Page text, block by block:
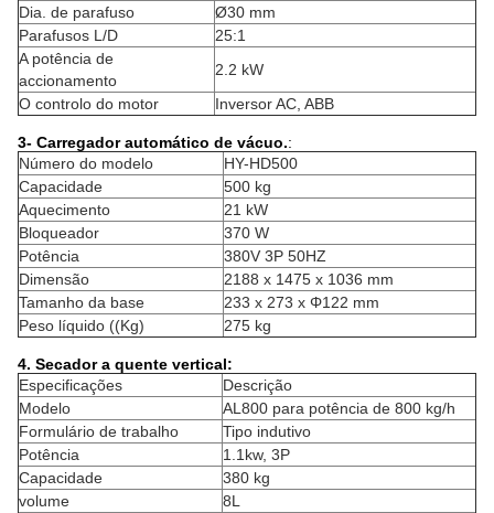
Dia. de parafuso
Ø30 mm
Parafusos L/D
25:1
A potência de
accionamento
2.2 kW
O controlo do motor
Inversor AC, ABB
3- Carregador automático de vácuo.:
Número do modelo
HY-HD500
Capacidade
500 kg
Aquecimento
21 kW
Bloqueador
370 W
Potência
380V 3P 50HZ
Dimensão
2188 x 1475 x 1036 mm
Tamanho da base
233 x 273 x Φ122 mm
Peso líquido ((Kg)
275 kg
4. Secador a quente vertical:
Especificações
Descrição
Modelo
AL800 para potência de 800 kg/h
Formulário de trabalho
Tipo indutivo
Potência
1.1kw, 3P
Capacidade
380 kg
volume
8L